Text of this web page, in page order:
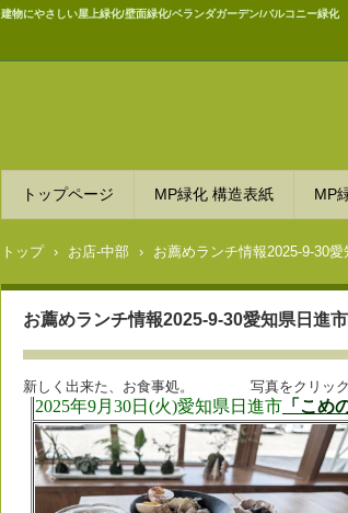
建物にやさしい屋上緑化/壁面緑化/ベランダガーデン/バルコニー緑化
トップページ MP緑化 構造表紙 MP
トップ › お店-中部 › お薦めランチ情報2025-9-30
お薦めランチ情報2025-9-30愛知県日進
新しく出来た、お食事処。 写真をクリック